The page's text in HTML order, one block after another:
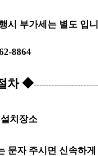
시 부가세는 별도 입
8864
차 ◆
치장소
문자 주시면 신속하